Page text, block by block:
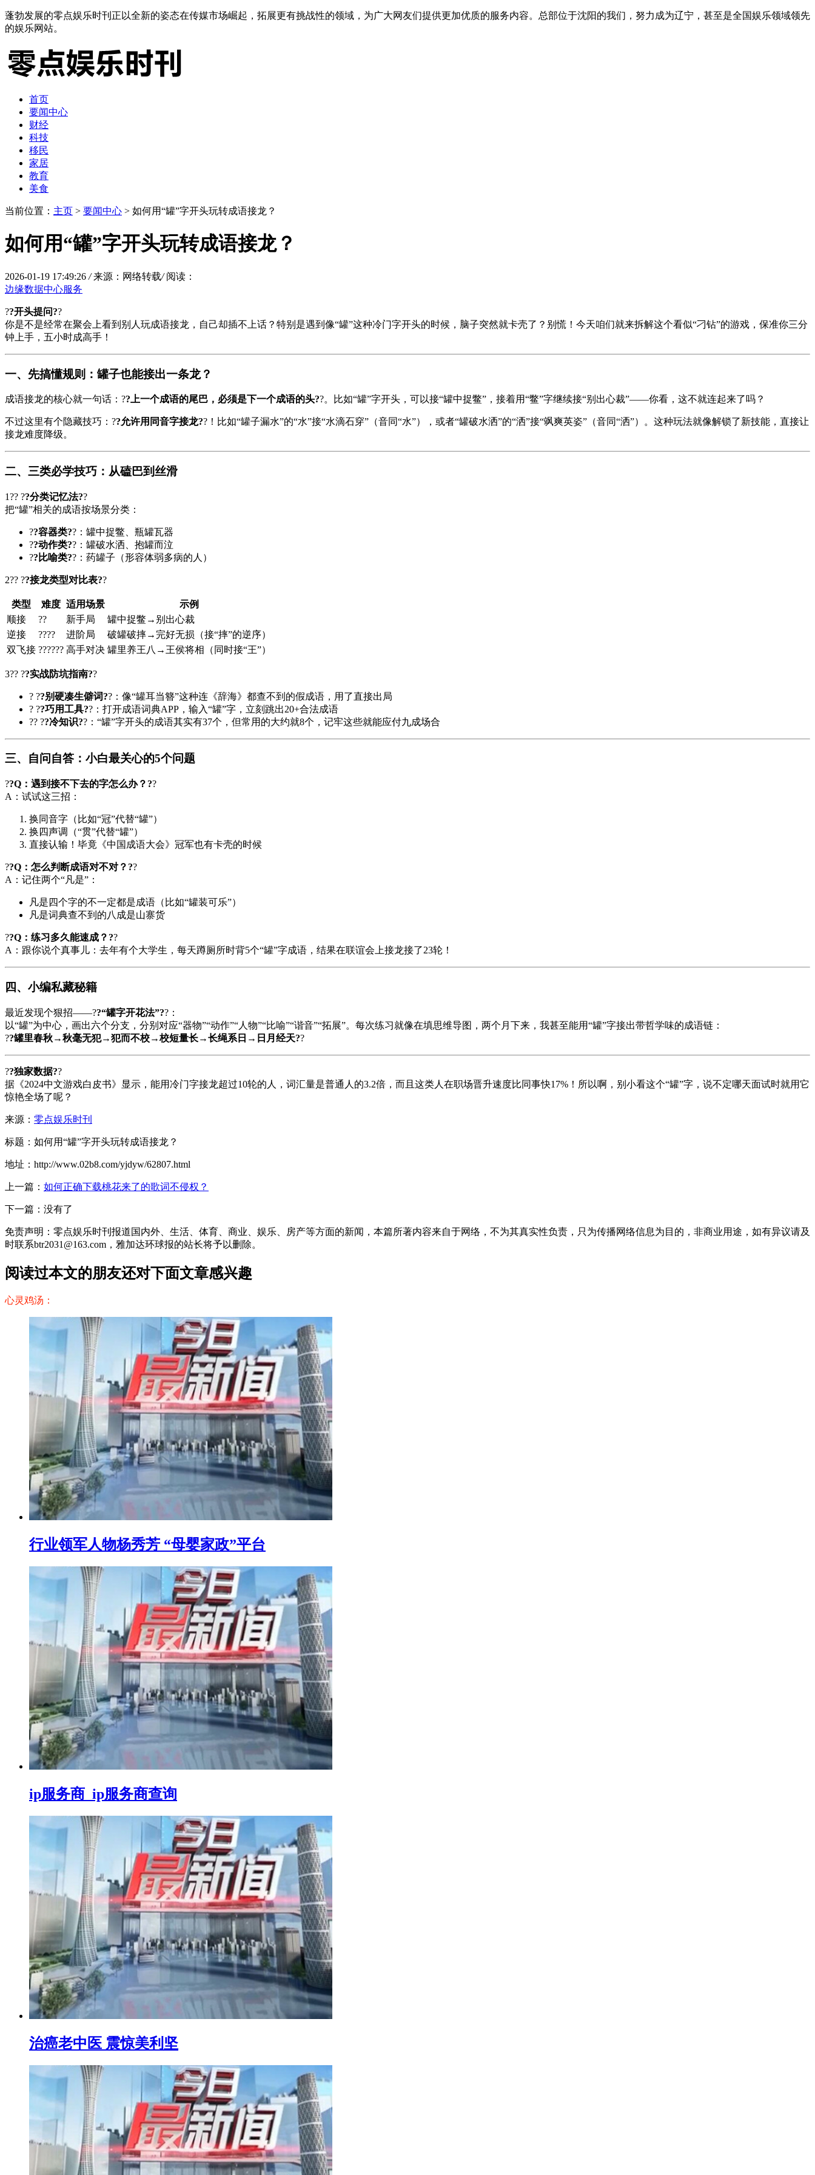
蓬勃发展的零点娱乐时刊正以全新的姿态在传媒市场崛起，拓展更有挑战性的领域，为广大网友们提供更加优质的服务内容。总部位于沈阳的我们，努力成为辽宁，甚至是全国娱乐领域领先
的娱乐网站。
首页
要闻中心
财经
科技
移民
家居
教育
美食
当前位置： 主页 > 要闻中心 > 如何用“罐”字开头玩转成语接龙？
如何用“罐”字开头玩转成语接龙？
2026-01-19 17:49:26 / 来源：网络转载/ 阅读：
边缘数据中心服务
??开头提问??
你是不是经常在聚会上看到别人玩成语接龙，自己却插不上话？特别是遇到像“罐”这种冷门字开头的时候，脑子突然就卡壳了？别慌！今天咱们就来拆解这个看似“刁钻”的游戏，保准你三分
钟上手，五小时成高手！
一、先搞懂规则：罐子也能接出一条龙？
成语接龙的核心就一句话：??上一个成语的尾巴，必须是下一个成语的头??。比如“罐”字开头，可以接“罐中捉鳖”，接着用“鳖”字继续接“别出心裁”——你看，这不就连起来了吗？
不过这里有个隐藏技巧：??允许用同音字接龙??！比如“罐子漏水”的“水”接“水滴石穿”（音同“水”），或者“罐破水洒”的“洒”接“飒爽英姿”（音同“洒”）。这种玩法就像解锁了新技能，直接让
接龙难度降级。
二、三类必学技巧：从磕巴到丝滑
1?? ??分类记忆法??
把“罐”相关的成语按场景分类：
??容器类??：罐中捉鳖、瓶罐瓦器
??动作类??：罐破水洒、抱罐而泣
??比喻类??：药罐子（形容体弱多病的人）
2?? ??接龙类型对比表??
类型 难度 适用场景
示例
顺接
?? 新手局
罐中捉鳖→别出心裁
逆接
???? 进阶局
破罐破摔→完好无损（接“摔”的逆序）
双飞接 ?????? 高手对决 罐里养王八→王侯将相（同时接“王”）
3?? ??实战防坑指南??
? ??别硬凑生僻词??：像“罐耳当簪”这种连《辞海》都查不到的假成语，用了直接出局
? ??巧用工具??：打开成语词典APP，输入“罐”字，立刻跳出20+合法成语
?? ??冷知识??：“罐”字开头的成语其实有37个，但常用的大约就8个，记牢这些就能应付九成场合
三、自问自答：小白最关心的5个问题
??Q：遇到接不下去的字怎么办？??
A：试试这三招：
换同音字（比如“冠”代替“罐”）
换四声调（“贯”代替“罐”）
直接认输！毕竟《中国成语大会》冠军也有卡壳的时候
??Q：怎么判断成语对不对？??
A：记住两个“凡是”：
凡是四个字的不一定都是成语（比如“罐装可乐”）
凡是词典查不到的八成是山寨货
??Q：练习多久能速成？??
A：跟你说个真事儿：去年有个大学生，每天蹲厕所时背5个“罐”字成语，结果在联谊会上接龙接了23轮！
四、小编私藏秘籍
最近发现个狠招——??“罐字开花法”??：
以“罐”为中心，画出六个分支，分别对应“器物”“动作”“人物”“比喻”“谐音”“拓展”。每次练习就像在填思维导图，两个月下来，我甚至能用“罐”字接出带哲学味的成语链：
??罐里春秋→秋毫无犯→犯而不校→校短量长→长绳系日→日月经天??
??独家数据??
据《2024中文游戏白皮书》显示，能用冷门字接龙超过10轮的人，词汇量是普通人的3.2倍，而且这类人在职场晋升速度比同事快17%！所以啊，别小看这个“罐”字，说不定哪天面试时就用它
惊艳全场了呢？
来源： 零点娱乐时刊
标题：如何用“罐”字开头玩转成语接龙？
地址：http://www.02b8.com/yjdyw/62807.html
上一篇： 如何正确下载桃花来了的歌词不侵权？
下一篇：没有了
免责声明：零点娱乐时刊报道国内外、生活、体育、商业、娱乐、房产等方面的新闻，本篇所著内容来自于网络，不为其真实性负责，只为传播网络信息为目的，非商业用途，如有异议请及
时联系btr2031@163.com，雅加达环球报的站长将予以删除。
阅读过本文的朋友还对下面文章感兴趣
心灵鸡汤：
行业领军人物杨秀芳 “母婴家政”平台
ip服务商_ip服务商查询
治癌老中医 震惊美利坚